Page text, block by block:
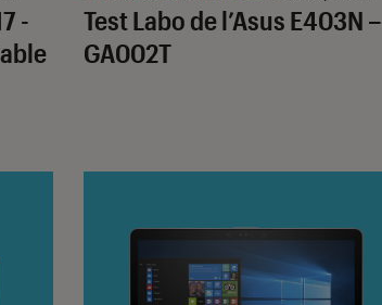
-
Test Labo de l’Asus E403N –
GA002T